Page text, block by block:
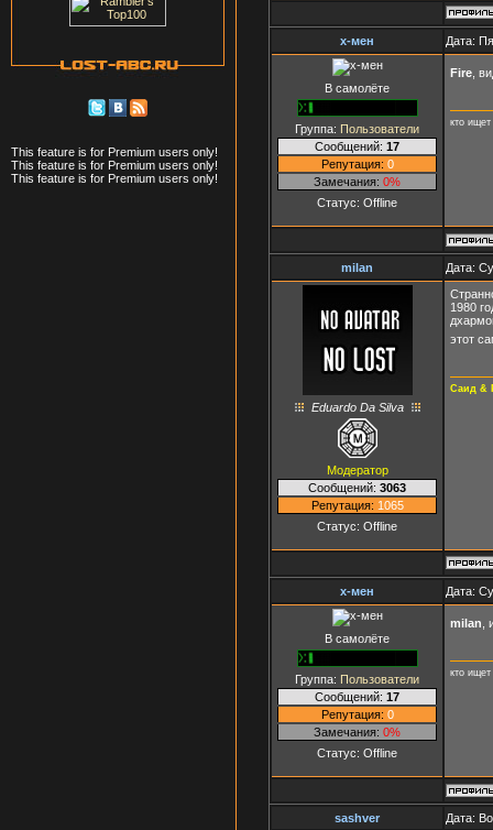
This feature is for Premium users only!
This feature is for Premium users only!
This feature is for Premium users only!
x-мен Дата:
В самолёте
Группа: Пользователи
Сообщений: 17
Репутация: 0
Замечания: 0%
Статус: Offline
Fire ,
кто ищет
milan Дата:
Eduardo Da Silva
Модератор
Сообщений: 3063
Репутация: 1065
Статус: Offline
1980
этот
Саид &
x-мен Дата:
В самолёте
Группа: Пользователи
Сообщений: 17
Репутация: 0
Замечания: 0%
Статус: Offline
milan
кто ищет
sashver Дата: